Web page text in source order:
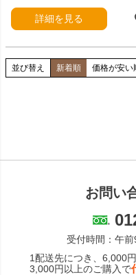
詳細を見る
並び替え 新着順 価格が安い
お問い
受付時間：午
1配送先につき、6,000
3,000円以上のご購入で